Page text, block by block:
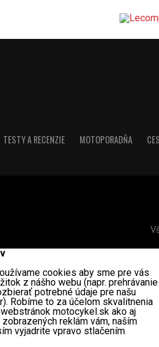
TESTY A RECENZIE MOTOPORADŇA
cookies aby sme pre vás
z nášho webu (napr. prehrávanie
potrebné údaje pre našu
Robíme to za účelom skvalitnenia
motocykel.sk ako aj
reklám vám, naším
vyjadrite vpravo stlačením